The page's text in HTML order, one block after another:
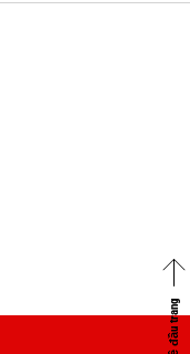
Về đầu trang